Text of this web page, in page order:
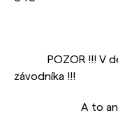
POZOR !!! V den
závodníka !!!
A to ani na